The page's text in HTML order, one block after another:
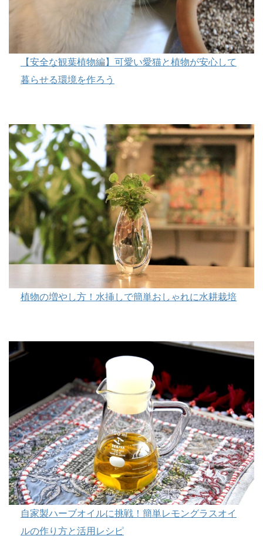
【安全な観葉植物編】可愛い愛猫と植物が安心して
暮らせる環境を作ろう
植物の増やし方！水挿しで簡単おしゃれに水耕栽培
自家製ハーブオイルに挑戦！簡単レモングラスオイ
ルの作り方と活用レシピ